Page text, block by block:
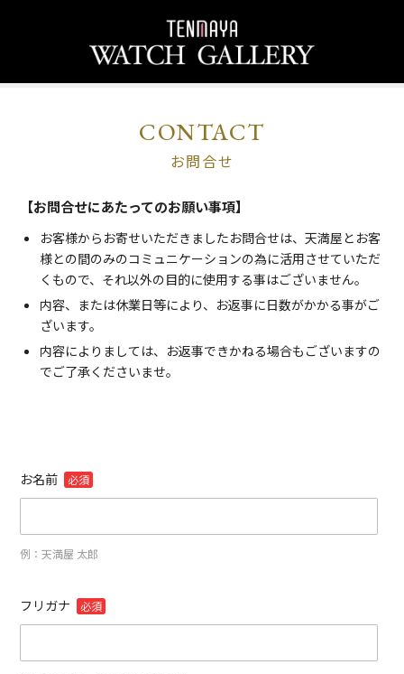
CONTACT
お問合せ
【お問合せにあたってのお願い事項】
お客様からお寄せいただきましたお問合せは、天満屋とお客
様との間のみのコミュニケーションの為に活用させていただ
くもので、それ以外の目的に使用する事はございません。
内容、または休業日等により、お返事に日数がかかる事がご
ざいます。
内容によりましては、お返事できかねる場合もございますの
でご了承くださいませ。
お名前 必須
例：天満屋 太郎
フリガナ 必須